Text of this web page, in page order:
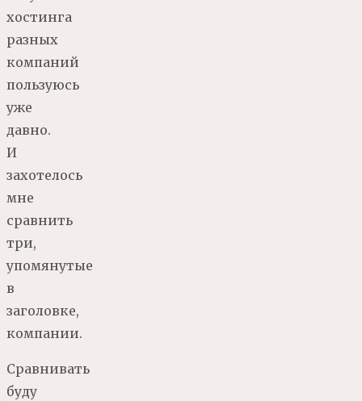
хостинга
разных
компаний
пользуюсь
уже
давно.
И
захотелось
мне
сравнить
три,
упомянутые
в
заголовке,
компании.
Сравнивать
буду